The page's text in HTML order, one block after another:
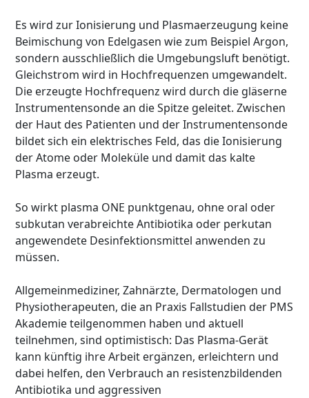
Es wird zur Ionisierung und Plasmaerzeugung keine
Beimischung von Edelgasen wie zum Beispiel Argon,
sondern ausschließlich die Umgebungsluft benötigt.
Gleichstrom wird in Hochfrequenzen umgewandelt.
Die erzeugte Hochfrequenz wird durch die gläserne
Instrumentensonde an die Spitze geleitet. Zwischen
der Haut des Patienten und der Instrumentensonde
bildet sich ein elektrisches Feld, das die Ionisierung
der Atome oder Moleküle und damit das kalte
Plasma erzeugt.
So wirkt plasma ONE punktgenau, ohne oral oder
subkutan verabreichte Antibiotika oder perkutan
angewendete Desinfektionsmittel anwenden zu
müssen.
Allgemeinmediziner, Zahnärzte, Dermatologen und
Physiotherapeuten, die an Praxis Fallstudien der PMS
Akademie teilgenommen haben und aktuell
teilnehmen, sind optimistisch: Das Plasma-Gerät
kann künftig ihre Arbeit ergänzen, erleichtern und
dabei helfen, den Verbrauch an resistenzbildenden
Antibiotika und aggressiven